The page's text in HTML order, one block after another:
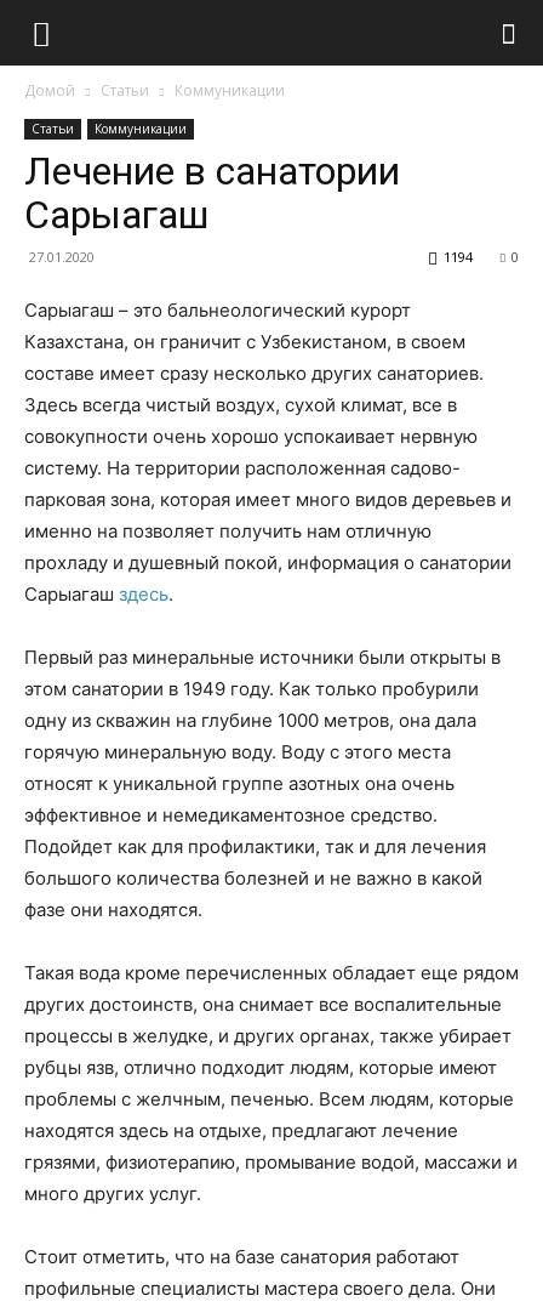
Домой Статьи Коммуникации
Статьи Коммуникации
Лечение в санатории
Сарыагаш
27.01.2020 0
1194
Сарыагаш – это бальнеологический курорт
Казахстана, он граничит с Узбекистаном, в своем
составе имеет сразу несколько других санаториев.
Здесь всегда чистый воздух, сухой климат, все в
совокупности очень хорошо успокаивает нервную
систему. На территории расположенная садово-
парковая зона, которая имеет много видов деревьев и
именно на позволяет получить нам отличную
прохладу и душевный покой, информация о санатории
Сарыагаш здесь.
Первый раз минеральные источники были открыты в
этом санатории в 1949 году. Как только пробурили
одну из скважин на глубине 1000 метров, она дала
горячую минеральную воду. Воду с этого места
относят к уникальной группе азотных она очень
эффективное и немедикаментозное средство.
Подойдет как для профилактики, так и для лечения
большого количества болезней и не важно в какой
фазе они находятся.
Такая вода кроме перечисленных обладает еще рядом
других достоинств, она снимает все воспалительные
процессы в желудке, и других органах, также убирает
рубцы язв, отлично подходит людям, которые имеют
проблемы с желчным, печенью. Всем людям, которые
находятся здесь на отдыхе, предлагают лечение
грязями, физиотерапию, промывание водой, массажи и
много других услуг.
Стоит отметить, что на базе санатория работают
профильные специалисты мастера своего дела. Они